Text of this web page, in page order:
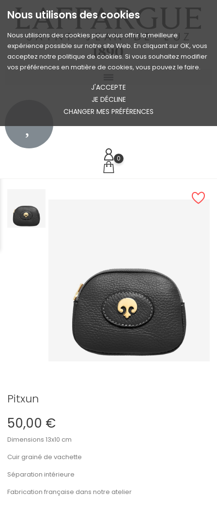
Nous utilisons des cookies
Nous utilisons des cookies pour vous offrir la meilleure
expérience possible sur notre site Web. En cliquant sur OK, vous
acceptez notre politique de cookies. Si vous souhaitez modifier
vos préférences en matière de cookies, vous pouvez le faire.
J'ACCEPTE
JE DÉCLINE
CHANGER MES PRÉFÉRENCES
0
Pitxun
50,00 €
Dimensions 13x10 cm
Cuir grainé de vachette
Séparation intérieure
Fabrication française dans notre atelier